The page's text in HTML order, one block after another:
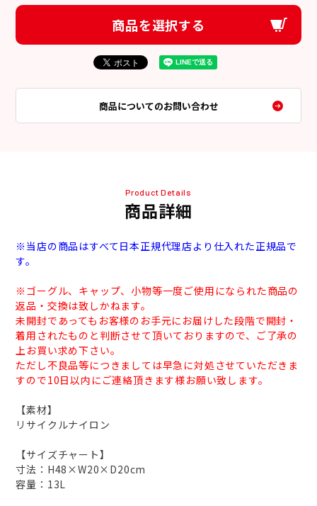
商品を選択する
商品についてのお問い合わせ
Product Details
商品詳細
※当店の商品はすべて日本正規代理店より仕入れた正規品で
す。
※ゴーグル、キャップ、小物等一度ご使用になられた商品の
返品・交換は致しかねます。
未開封であってもお客様のお手元にお届けした段階で開封・
着用されたものと判断させて頂いておりますので、ご了承の
上お買い求め下さい。
ただし不良品等につきましては早急に対処させていただきま
すので10日以内にご連絡頂きます様お願い致します。
【素材】
リサイクルナイロン
【サイズチャート】
寸法：H48×W20×D20cm
容量：13L